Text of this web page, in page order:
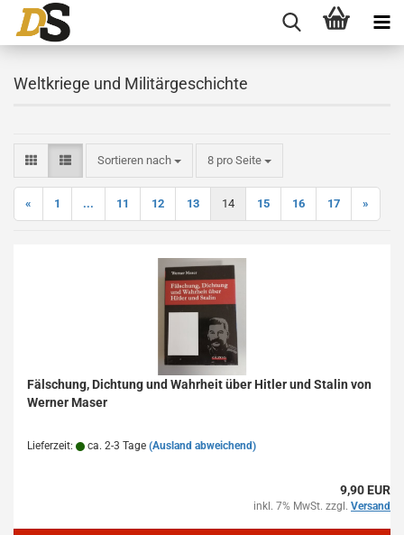
Weltkriege und Militärgeschichte
Sortieren nach
Sortieren nach 8 pro Seite
pro Seite
« 1 ... 11 12 13 14 15 16 17 »
Fälschung, Dichtung und Wahrheit über Hitler und Stalin von
Werner Maser
Lieferzeit: ca. 2-3 Tage (Ausland abweichend)
9,90 EUR
inkl. 7% MwSt. zzgl. Versand